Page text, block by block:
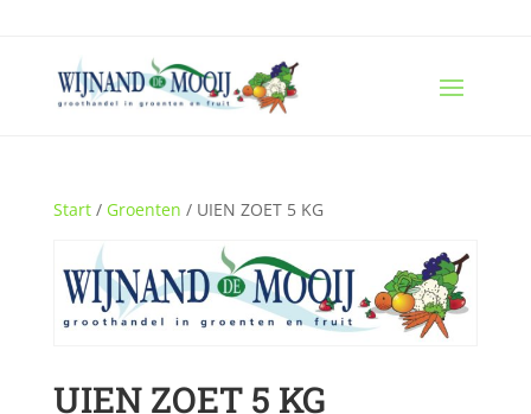
Start/ Groenten / UIEN ZOET 5 KG
UIEN ZOET 5 KG